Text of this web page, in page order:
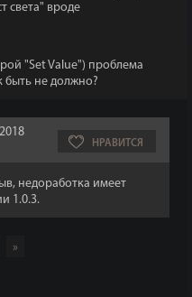
света" вроде
"Set Value") проблема
быть не должно?
НРАВИТСЯ
недоработка имеет
1.0.3.
»